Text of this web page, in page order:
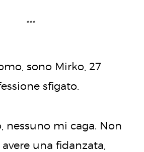
***
sono Mirko, 27
sfigato.
nessuno mi caga. Non
una fidanzata,